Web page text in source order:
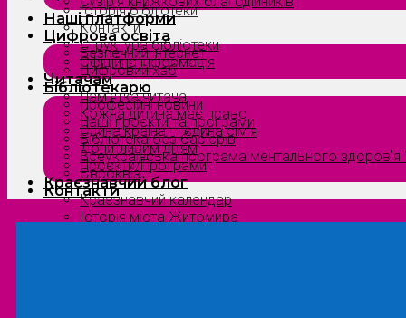
Історія бібліотеки
Контакти
Структура бібліотеки
Офіційна інформація
Читачам
Пам’ятка читача
Кожна дитина має право
Єдина країна — єдина сім’я
Допитливим дітям
Проєкти/Програми
Краєзнавчий блог
Краєзнавчий календар
Історія міста Житомира
Наші платформи
Цифрова освіта
Безпечний інтернет
Цифровий хаб
Бібліотекарю
Професійні новини
Наші проєкти та програми
Бібліотека без бар’єрів
Всеукраїнська програма ментального здоров’я
Євроквіз
Контакти